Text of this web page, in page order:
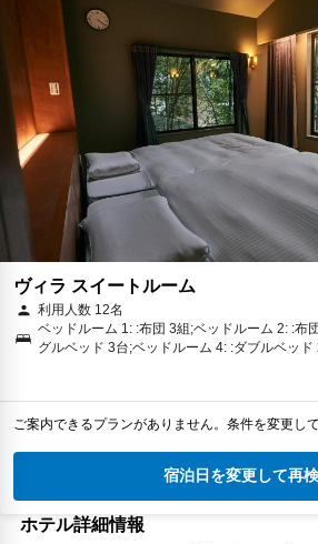
ヴィラ スイートルーム
利用人数 12名
ベッドルーム 1: :布団 3組;ベッドルーム 2: :布
グルベッド 3台;ベッドルーム 4: :ダブルベッド
ご案内できるプランがありません。条件を変更し
宿泊日を変更して再
ホテル詳細情報